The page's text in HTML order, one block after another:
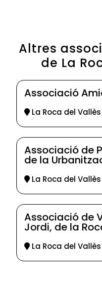
Altres
de La
Associació
La Roca del Vallès
Associació de
de la
La Roca del Vallès
Associació de
Jordi, de la
La Roca del Vallès